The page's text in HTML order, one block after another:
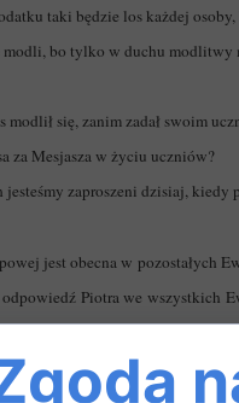
taki będzie los każdej
modli, bo tylko w duchu
modlił się, zanim zadał swoim
za Mesjasza w życiu uczniów?
zaproszeni dzisiaj, kiedy
jest obecna w pozostałych
Piotra we wszystkich
miejscu i dopiero po